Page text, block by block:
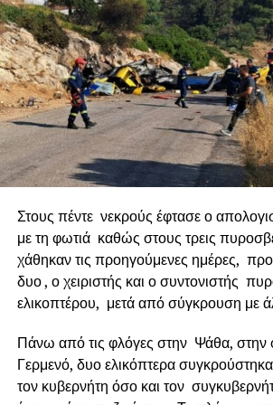
παραδόθηκε στο Δήμο Ναυπακτίας το
προχωρά η εκπόνηση ενός
απαιτητικού πλέγματος τεχνικών και
μελετών, απαραίτητων για την
Παράκαμψης. Πρόκειται για το κρίσιμο
μεγάλο αυτό έργο πιο κοντά στην
Έργο ορόσημο
Στους πέντε νεκρούς έφτασε ο
με τη φωτιά καθώς στους τρεις
χάθηκαν τις προηγούμενες ημέρες,
δυο , ο χειριστής και ο συντονιστής
ελικοπτέρου, μετά από σύγκρουση με
Πάνω από τις φλόγες στην Ψάθα, στην
Γερμενό, δυο ελικόπτερα
τον κυβερνήτη όσο και τον